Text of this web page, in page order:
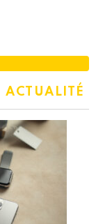
ACTUALITÉ